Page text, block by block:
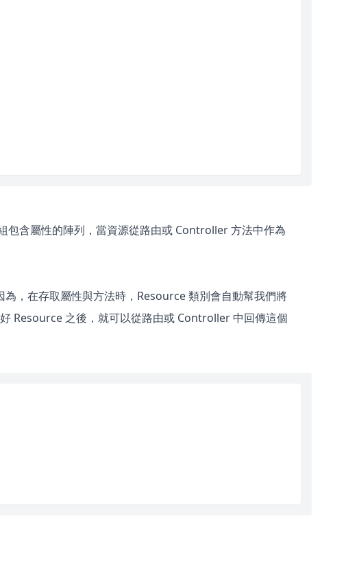
包含屬性的陣列，當資源從路由或 Controller 方法中作為
，在存取屬性與方法時，Resource 類別會自動幫我們將
Resource 之後，就可以從路由或 Controller 中回傳這個